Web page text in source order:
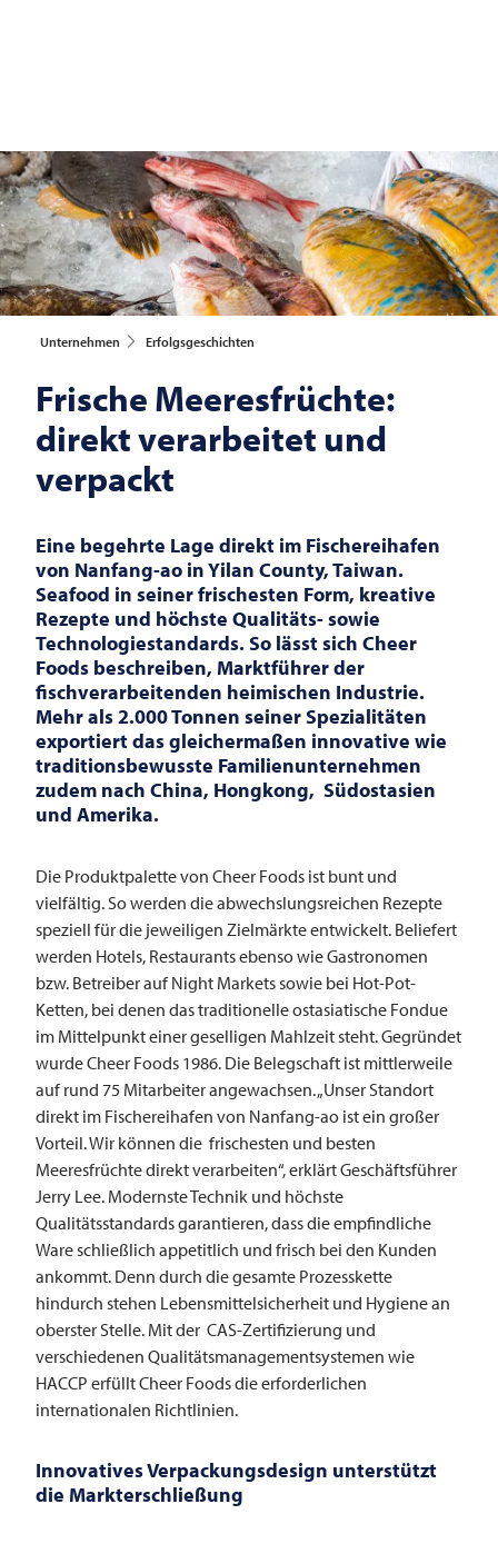
Unternehmen Erfolgsgeschichten
Frische Meeresfrüchte:
direkt verarbeitet und
verpackt
Eine begehrte Lage direkt im Fischereihafen
von Nanfang-ao in Yilan County, Taiwan.
Seafood in seiner frischesten Form, kreative
Rezepte und höchste Qualitäts- sowie
Technologiestandards. So lässt sich Cheer
Foods beschreiben, Marktführer der
fischverarbeitenden heimischen Industrie.
Mehr als 2.000 Tonnen seiner Spezialitäten
exportiert das gleichermaßen innovative wie
traditionsbewusste Familienunternehmen
zudem nach China, Hongkong, Südostasien
und Amerika.
Die Produktpalette von Cheer Foods ist bunt und
vielfältig. So werden die abwechslungsreichen Rezepte
speziell für die jeweiligen Zielmärkte entwickelt. Beliefert
werden Hotels, Restaurants ebenso wie Gastronomen
bzw. Betreiber auf Night Markets sowie bei Hot-Pot-
Ketten, bei denen das traditionelle ostasiatische Fondue
im Mittelpunkt einer geselligen Mahlzeit steht. Gegründet
wurde Cheer Foods 1986. Die Belegschaft ist mittlerweile
auf rund 75 Mitarbeiter angewachsen. „Unser Standort
direkt im Fischereihafen von Nanfang-ao ist ein großer
Vorteil. Wir können die frischesten und besten
Meeresfrüchte direkt verarbeiten“, erklärt Geschäftsführer
Jerry Lee. Modernste Technik und höchste
Qualitätsstandards garantieren, dass die empfindliche
Ware schließlich appetitlich und frisch bei den Kunden
ankommt. Denn durch die gesamte Prozesskette
hindurch stehen Lebensmittelsicherheit und Hygiene an
oberster Stelle. Mit der CAS-Zertifizierung und
verschiedenen Qualitätsmanagementsystemen wie
HACCP erfüllt Cheer Foods die erforderlichen
internationalen Richtlinien.
Innovatives Verpackungsdesign unterstützt
die Markterschließung